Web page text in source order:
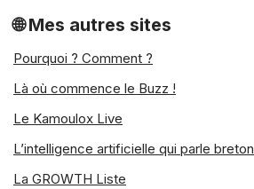
🌐 Mes autres sites
Pourquoi ? Comment ?
Là où commence le Buzz !
Le Kamoulox Live
L’intelligence artificielle qui parle breton
La GROWTH Liste